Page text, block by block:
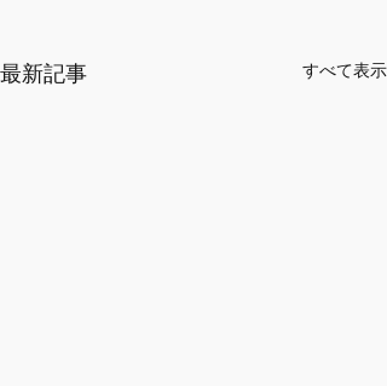
最新記事 すべて表示